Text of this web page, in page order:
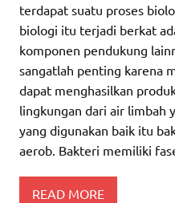
terdapat suatu proses
biologi itu terjadi berkat
komponen pendukung
sangatlah penting karena
dapat menghasilkan
lingkungan dari air limbah
yang digunakan baik itu
aerob. Bakteri memiliki
READ MORE